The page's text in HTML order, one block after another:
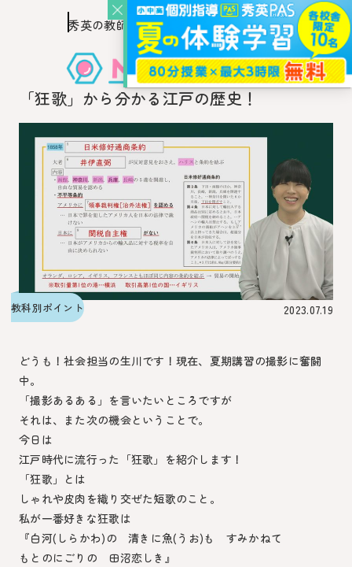
このページの本文へ移動
秀英の教師を知り、
秀英の教師から教わるウェブ・メディア
「狂歌」から分かる江戸の歴史！
教科別ポイント 2023.07.19
どうも！社会担当の生川です！現在、夏期講習の撮影に奮闘
中。
「撮影あるある」を言いたいところですが
それは、また次の機会ということで。
今日は
江戸時代に流行った「狂歌」を紹介します！
「狂歌」とは
しゃれや皮肉を織り交ぜた短歌のこと。
私が一番好きな狂歌は
『白河(しらかわ)の 清きに魚(うお)も すみかねて
もとのにごりの 田沼恋しき』